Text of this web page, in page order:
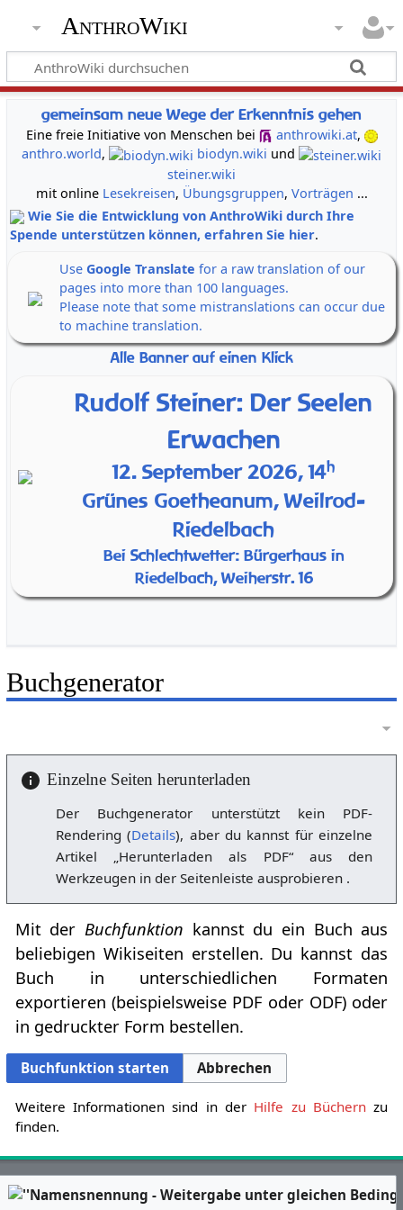
AnthroWiki
gemeinsam neue Wege der Erkenntnis gehen
Eine freie Initiative von Menschen bei anthrowiki.at,
anthro.world, biodyn.wiki und
steiner.wiki
mit online Lesekreisen, Übungsgruppen, Vorträgen ...
Wie Sie die Entwicklung von AnthroWiki durch Ihre
Spende unterstützen können, erfahren Sie hier.
Use Google Translate for a raw translation of our
pages into more than 100 languages.
Please note that some mistranslations can occur due
to machine translation.
Alle Banner auf einen Klick
Rudolf Steiner: Der Seelen
Erwachen
12. September 2026, 14h
Grünes Goetheanum, Weilrod-
Riedelbach
Bei Schlechtwetter: Bürgerhaus in
Riedelbach, Weiherstr. 16
Buchgenerator
Einzelne Seiten herunterladen
Der Buchgenerator unterstützt kein PDF-
Rendering (Details), aber du kannst für einzelne
Artikel „Herunterladen als PDF“ aus den
Werkzeugen in der Seitenleiste ausprobieren .
Mit derBuchfunktion kannst du ein Buch aus
beliebigen Wikiseiten erstellen. Du kannst das
Buch in unterschiedlichen Formaten
exportieren (beispielsweise PDF oder ODF) oder
in gedruckter Form bestellen.
Buchfunktion starten Abbrechen
Weitere Informationen sind in der Hilfe zu Büchernzu
finden.